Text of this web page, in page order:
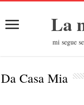
La
mi segue
Da Casa Mia